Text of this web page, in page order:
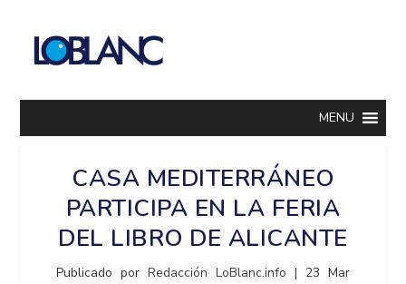
MENU
CASA MEDITERRÁNEO
PARTICIPA EN LA FERIA
DEL LIBRO DE ALICANTE
Publicado porRedacción LoBlanc.info | 23 Mar